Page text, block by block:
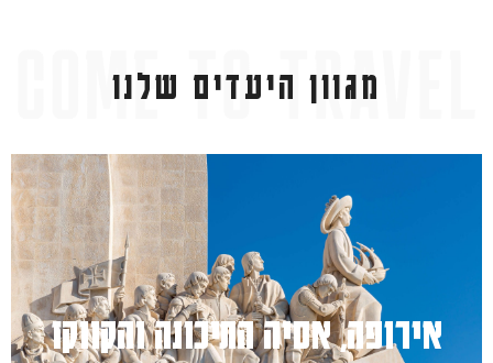
מגוון היעדים שלנו
אירופה, אסיה התיכונה והקווקז
למעבר לחץ כאן